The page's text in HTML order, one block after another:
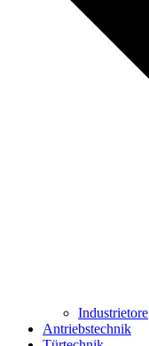
Industrietore
Antriebstechnik